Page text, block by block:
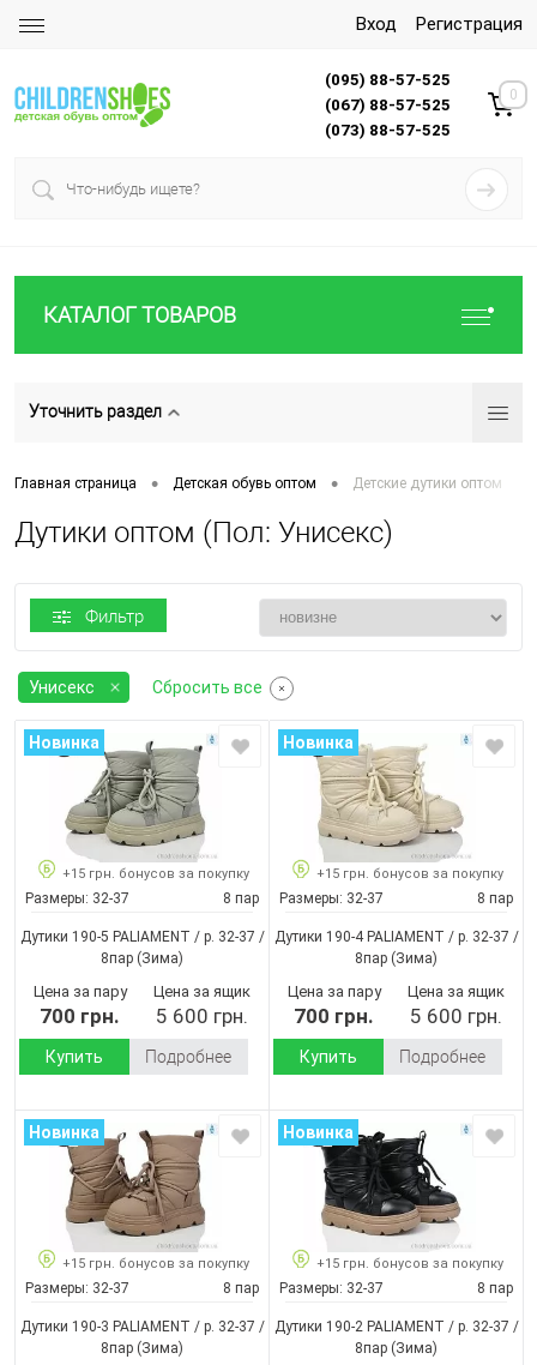
Вход Регистрация
(095) 88-57-525
(067) 88-57-525
(073) 88-57-525
0
КАТАЛОГ ТОВАРОВ
Уточнить раздел
Главная страница • Детская обувь оптом • Детские дутики оптом
Дутики оптом (Пол: Унисекс)
Фильтр
Унисекс Сбросить все
Новинка
+15 грн. бонусов за покупку
Размеры: 32-37 8 пар
Дутики 190-5 PALIAMENT / p. 32-37 /
8пар (Зима)
Цена за пару
700 грн.
Цена за ящик
5 600 грн.
Купить Подробнее
Новинка
+15 грн. бонусов за покупку
Размеры: 32-37 8 пар
Дутики 190-4 PALIAMENT / p. 32-37 /
8пар (Зима)
Цена за пару
700 грн.
Цена за ящик
5 600 грн.
Купить Подробнее
Новинка
+15 грн. бонусов за покупку
Размеры: 32-37 8 пар
Дутики 190-3 PALIAMENT / p. 32-37 /
8пар (Зима)
Новинка
+15 грн. бонусов за покупку
Размеры: 32-37 8 пар
Дутики 190-2 PALIAMENT / p. 32-37 /
8пар (Зима)